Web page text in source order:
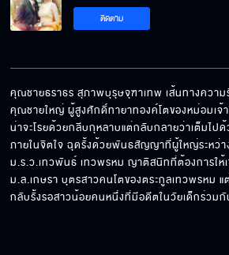
ติดตาม
คุณชายธราธร สุภาพบุรุษจุฑาเทพ เส้นทางความ
คุณชายใหญ่ ผู้สูงศักดิ์ทายาทองค์โตของหม่อมเจ้
น่าจะโรยด้วยกลีบกุหลาบแต่กลับกลายว่าเต็มไป
ภายในจิตใจ ฉุดรั้งด้วยพันธสัญญาที่ผู้ใหญ่ระหว่า
ม.ร.ว.เทวพันธ์ เทวพรหม ญาติสนิทที่ต้องการให้
ม.ล.เกษรา บุตรสาวคนโตของตระกูลเทวพรหม
กลับรั้งรอสาวน้อยคนหนึ่งที่มีอดีตในวัยเด็กร่วมกั